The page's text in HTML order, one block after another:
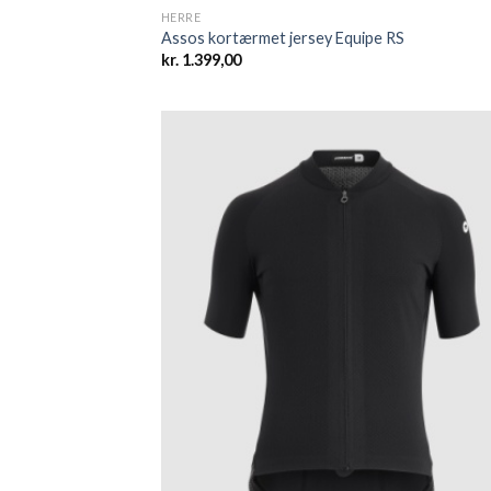
HERRE
Assos kortærmet jersey Equipe RS
kr.1.399,00